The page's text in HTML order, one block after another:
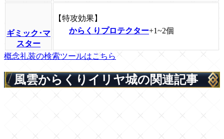
ギミック･マ
スター
【特攻効果】
からくりプロテクター+1~2個
概念礼装の検索ツールはこちら
風雲からくりイリヤ城の関連記事